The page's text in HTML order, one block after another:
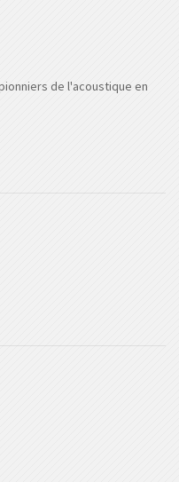
de l'acoustique en